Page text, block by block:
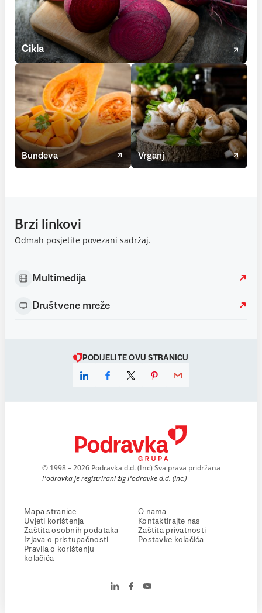
Cikla
Bundeva Vrganj
Brzi linkovi
Odmah posjetite povezani sadržaj.
Multimedija
Društvene mreže
PODIJELITE OVU STRANICU
© 1998 – 2026 Podravka d.d. (Inc) Sva prava pridržana
Podravka je registrirani žig Podravke d.d. (Inc.)
Mapa stranice
Uvjeti korištenja
Zaštita osobnih podataka
Izjava o pristupačnosti
Pravila o korištenju
kolačića
O nama
Kontaktirajte nas
Zaštita privatnosti
Postavke kolačića